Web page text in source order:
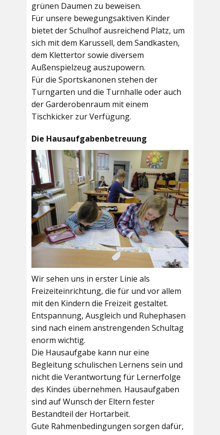
grünen Daumen zu beweisen.
Für unsere bewegungsaktiven Kinder
bietet derSchulhofausreichend Platz, um
sich mit dem Karussell, dem Sandkasten,
dem Klettertor sowie diversem
Außenspielzeug auszupowern.
Für die Sportskanonen stehen der
Turngarten und die Turnhalle oder auch
derGarderobenraum mit einem
Tischkicker zur Verfügung.
Die Hausaufgabenbetreuung
Wir sehen uns in erster Linie als
Freizeiteinrichtung, die für und vor allem
mit den Kindern die Freizeit gestaltet.
Entspannung, Ausgleich und Ruhephasen
sind nach einem anstrengenden Schultag
enorm wichtig.
Die Hausaufgabe kann nur eine
Begleitung schulischen Lernens sein und
nicht die Verantwortung für Lernerfolge
des Kindes übernehmen. Hausaufgaben
sind auf Wunsch der Eltern fester
Bestandteil der Hortarbeit.
Gute Rahmenbedingungen sorgen dafür,